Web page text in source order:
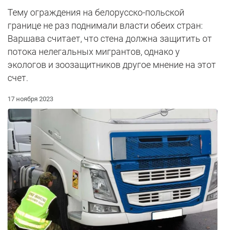
Тему ограждения на белорусско-польской
границе не раз поднимали власти обеих стран:
Варшава считает, что стена должна защитить от
потока нелегальных мигрантов, однако у
экологов и зоозащитников другое мнение на этот
счет.
17 ноября 2023